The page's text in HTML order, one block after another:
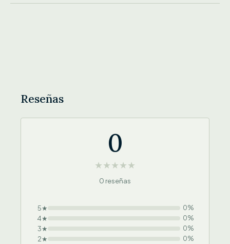
Reseñas
0
★★★★★
0 reseñas
5★ 0%
4★ 0%
3★ 0%
2★ 0%